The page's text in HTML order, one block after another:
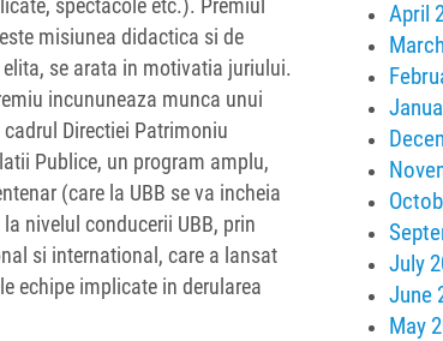
spectacole etc.). Premiul
misiunea didactica si de
se arata in motivatia juriului.
incununeaza munca unui
Directiei Patrimoniu
Publice, un program amplu,
(care la UBB se va incheia
nivelul conducerii UBB, prin
si international, care a lansat
echipe implicate in derularea
April
July
June
May